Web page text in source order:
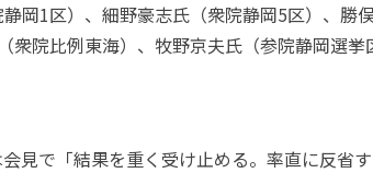
岡1区）、細野豪志氏（衆院静岡5区）、勝
衆院比例東海）、牧野京夫氏（参院静岡選挙
見で「結果を重く受け止める。率直に反省す